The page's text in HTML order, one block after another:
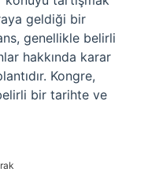
geldiği bir
genellikle belirli
hakkında karar
Kongre,
bir tarihte ve